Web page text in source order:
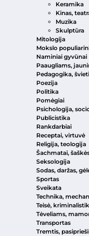
Keramika
Kinas,
Muzika
Skulptūra
Mitologija
Mokslo
Naminiai gyvūnai
Paaugliams,
Pedagogika,
Poezija
Politika
Pomėgiai
Psichologija,
Publicistika
Rankdarbiai
Receptai, virtuvė
Religija, teologija
Šachmatai,
Seksologija
Sodas, daržas,
Sportas
Sveikata
Technika,
Teisė,
Tėveliams,
Transportas
Tremtis,